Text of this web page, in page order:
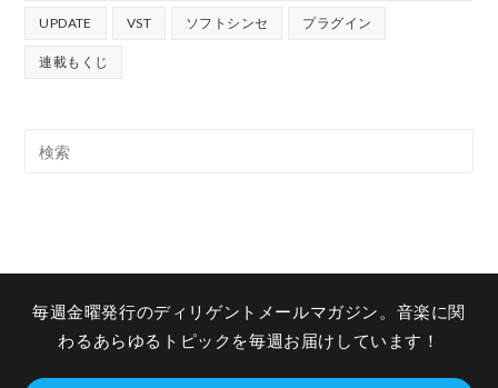
UPDATE VST ソフトシンセ プラグイン
連載もくじ
毎週金曜発行のディリゲントメールマガジン。音楽に関
わるあらゆるトピックを毎週お届けしています！